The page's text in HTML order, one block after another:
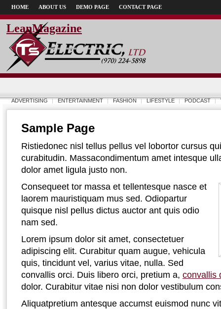
HOME ABOUT US DEMO PAGE CONTACT PAGE
LeanMagazine
ADVERTISING ENTERTAINMENT FASHION LIFESTYLE PODCAST
Sample Page
Ristiedonec nisl tellus pellus vel lobortor cursus
curabitudin. Massacondimentum amet intesque
dolor amet ligula justo non.
Consequeet tor massa et tellentesque nasce et
laorem mauristiquam mus sed. Odiopartur
quisque nisl pellus dictus auctor ant quis odio
nam sed.
Lorem ipsum dolor sit amet, consectetuer
adipiscing elit. Curabitur quam augue, vehicula
quis, tincidunt vel, varius vitae, nulla. Sed
convallis orci. Duis libero orci, pretium a, convallis
dolor. Curabitur vitae nisi non dolor vestibulum
Aliquatpretium antesque accumst euismod nunc